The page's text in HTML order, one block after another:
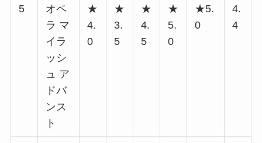
5
オペ
ラ マ
イラ
ッシ
ュ ア
ドバ
ンス
ト
★
4.
0
★
3.
5
★
4.
5
★
5.
0
★5.
0
4.
4